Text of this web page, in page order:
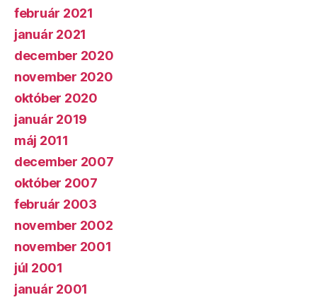
február 2021
január 2021
december 2020
november 2020
október 2020
január 2019
máj 2011
december 2007
október 2007
február 2003
november 2002
november 2001
júl 2001
január 2001